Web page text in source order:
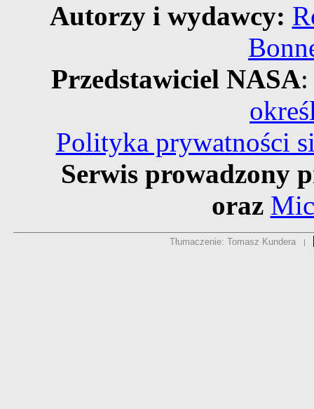
Autorzy i wydawcy:
Przedstawiciel NASA
Polityka prywatności
Serwis prowadzony
oraz
Tłumaczenie: Tomasz Kundera